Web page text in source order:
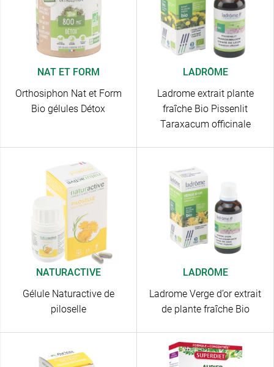
NAT ET FORM
Orthosiphon Nat et Form
Bio gélules Détox
LADRÔME
Ladrome extrait plante
fraîche Bio Pissenlit
Taraxacum officinale
NATURACTIVE
Gélule Naturactive de
piloselle
LADRÔME
Ladrome Verge d’or extrait
de plante fraîche Bio